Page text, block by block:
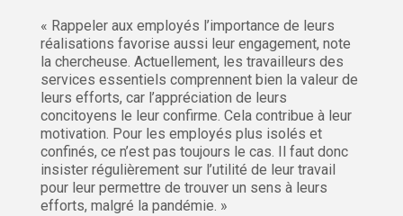
« Rappeler aux employés l’importance de leurs
réalisations favorise aussi leur engagement, note
la chercheuse. Actuellement, les travailleurs des
services essentiels comprennent bien la valeur de
leurs efforts, car l’appréciation de leurs
concitoyens le leur confirme. Cela contribue à leur
motivation. Pour les employés plus isolés et
confinés, ce n’est pas toujours le cas. Il faut donc
insister régulièrement sur l’utilité de leur travail
pour leur permettre de trouver un sens à leurs
efforts, malgré la pandémie. »